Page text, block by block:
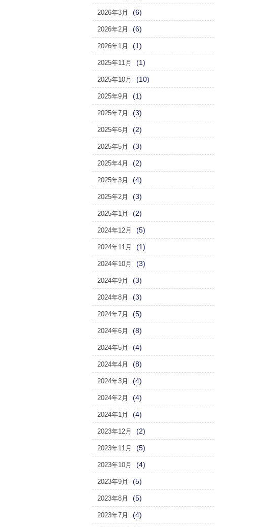
2026年3月 (6)
2026年2月 (6)
2026年1月 (1)
2025年11月 (1)
2025年10月 (10)
2025年9月 (1)
2025年7月 (3)
2025年6月 (2)
2025年5月 (3)
2025年4月 (2)
2025年3月 (4)
2025年2月 (3)
2025年1月 (2)
2024年12月 (5)
2024年11月 (1)
2024年10月 (3)
2024年9月 (3)
2024年8月 (3)
2024年7月 (5)
2024年6月 (8)
2024年5月 (4)
2024年4月 (8)
2024年3月 (4)
2024年2月 (4)
2024年1月 (4)
2023年12月 (2)
2023年11月 (5)
2023年10月 (4)
2023年9月 (5)
2023年8月 (5)
2023年7月 (4)